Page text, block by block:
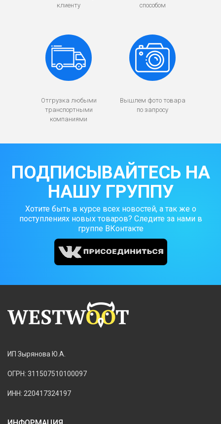
клиенту
способом
Отгрузка любыми
транспортными
компаниями
Вышлем фото товара
по запросу
ПОДПИСЫВАЙТЕСЬ НА
НАШУ ГРУППУ
Хотите быть в курсе всех новостей, а так же о
поступлениях новых товаров? Следите за нами в
группе ВКонтакте
ИП Зырянова Ю.А.
ОГРН: 311507510100097
ИНН: 220417324197